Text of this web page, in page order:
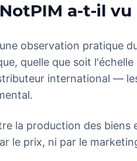
a-t-il vu
observation pratique
quelle que soit
international —
la production des
le prix, ni par le